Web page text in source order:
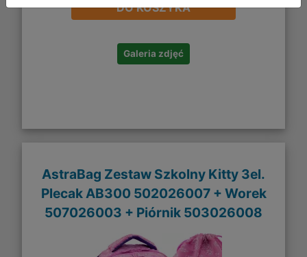
DO KOSZYKA
Galeria zdjęć
AstraBag Zestaw Szkolny Kitty 3el.
Plecak AB300 502026007 + Worek
507026003 + Piórnik 503026008